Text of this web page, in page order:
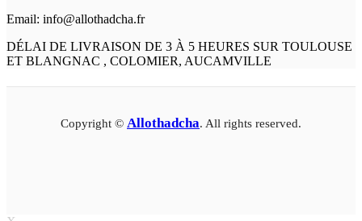
Email: info@allothadcha.fr
DÉLAI DE LIVRAISON DE 3 À 5 HEURES SUR TOULOUSE
ET BLANGNAC , COLOMIER, AUCAMVILLE
Copyright © Allothadcha. All rights reserved.